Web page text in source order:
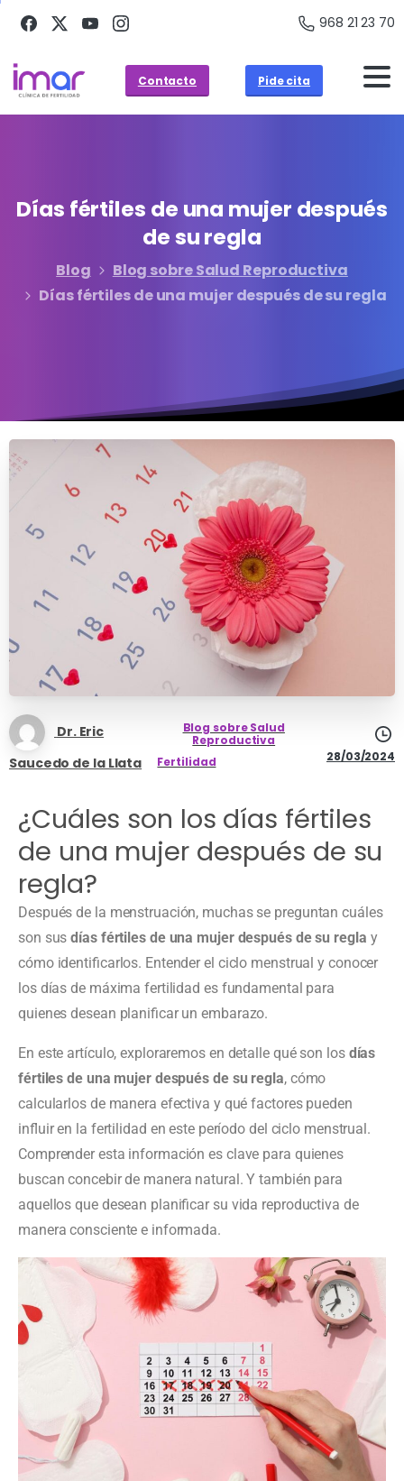
968 21 23 70
Contacto Pide cita
Días fértiles de una mujer después
desuregla
Blog
Blog sobre Salud Reproductiva
Días fértiles de una mujer después de su regla
Dr. Eric
Saucedo de la Llata
Blog sobre Salud
Reproductiva
Fertilidad
28/03/2024
¿Cuáles son los días fértiles
de una mujer después de su
regla?
Después de la menstruación, muchas se preguntan cuáles
son susdías fértiles de una mujer después de su regla y
cómo identificarlos. Entender el ciclo menstrual y conocer
los días de máxima fertilidad es fundamental para
quienes desean planificar un embarazo.
En este artículo, exploraremos en detalle qué son los días
fértiles de una mujer después de su regla, cómo
calcularlos de manera efectiva y qué factores pueden
influir en la fertilidad en este período del ciclo menstrual.
Comprender esta información es clave para quienes
buscan concebir de manera natural. Y también para
aquellos que desean planificar su vida reproductiva de
manera consciente e informada.